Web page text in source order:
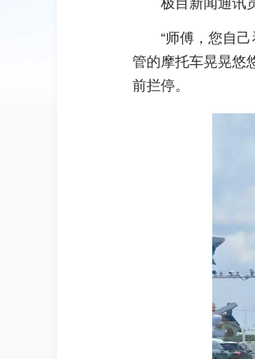
“师傅，您自
管的摩托车晃晃悠
前拦停。